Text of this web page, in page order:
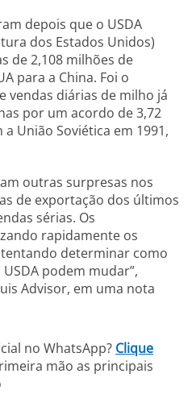
depois que o USDA
dos Estados Unidos)
de 2,108 milhões de
para a China. Foi o
vendas diárias de milho já
por um acordo de 3,72
União Soviética em 1991,
outras surpresas nos
de exportação dos últimos
sérias. Os
rapidamente os
determinar como
podem mudar”,
Advisor, em uma nota
no WhatsApp? Clique
mão as principais